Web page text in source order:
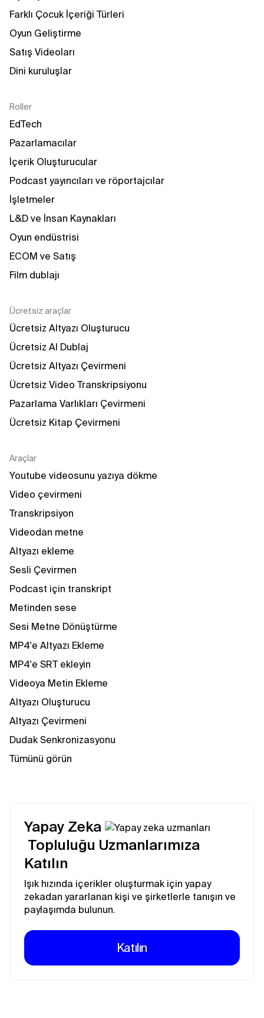
Farklı Çocuk İçeriği Türleri
Oyun Geliştirme
Satış Videoları
Dini kuruluşlar
Roller
EdTech
Pazarlamacılar
İçerik Oluşturucular
Podcast yayıncıları ve röportajcılar
İşletmeler
L&D ve İnsan Kaynakları
Oyun endüstrisi
ECOM ve Satış
Film dublajı
Ücretsiz araçlar
Ücretsiz Altyazı Oluşturucu
Ücretsiz AI Dublaj
Ücretsiz Altyazı Çevirmeni
Ücretsiz Video Transkripsiyonu
Pazarlama Varlıkları Çevirmeni
Ücretsiz Kitap Çevirmeni
Araçlar
Youtube videosunu yazıya dökme
Video çevirmeni
Transkripsiyon
Videodan metne
Altyazı ekleme
Sesli Çevirmen
Podcast için transkript
Metinden sese
Sesi Metne Dönüştürme
MP4'e Altyazı Ekleme
MP4'e SRT ekleyin
Videoya Metin Ekleme
Altyazı Oluşturucu
Altyazı Çevirmeni
Dudak Senkronizasyonu
Tümünü görün
Yapay Zeka
Topluluğu Uzmanlarımıza
Katılın
Işık hızında içerikler oluşturmak için yapay
zekadan yararlanan kişi ve şirketlerle tanışın ve
paylaşımda bulunun.
Katılın